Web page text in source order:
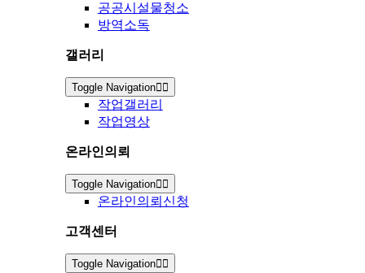
공공시설물청소
방역소독
갤러리
Toggle Navigation
작업갤러리
작업영상
온라인의뢰
Toggle Navigation
온라인의뢰신청
고객센터
Toggle Navigation